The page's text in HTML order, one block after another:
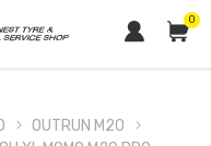
0
OUTRUN M20